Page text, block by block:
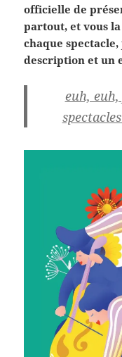
officielle de
partout, et vous
chaque
description et un
euh,